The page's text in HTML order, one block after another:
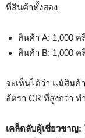
ที่สินค้าทั้งสอง
สินค้า A: 1,000 ค
สินค้า B: 1,000 ค
จะเห็นได้ว่า แม้สิน
อัตรา CR ที่สูงกว่า ท
เคล็ดลับผู้เชี่ยวชาญ: